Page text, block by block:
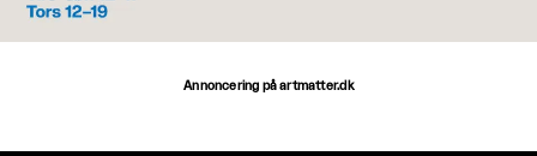
Annoncering på artmatter.dk